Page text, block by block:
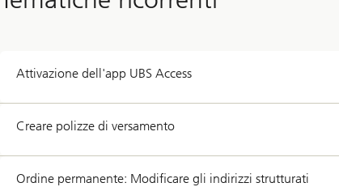
Attivazione dell'app UBS Access
Creare polizze di versamento
Ordine permanente: Modificare gli indirizzi strutturati